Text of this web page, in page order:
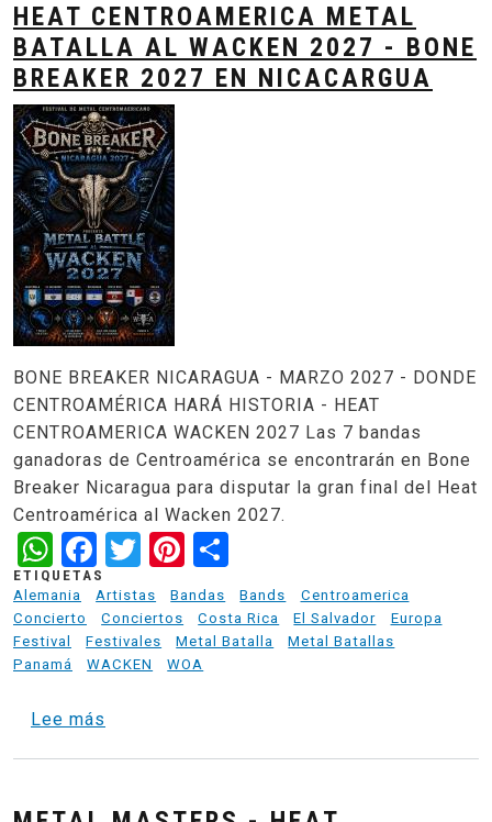
HEAT CENTROAMERICA METAL
BATALLA AL WACKEN 2027 - BONE
BREAKER 2027 EN NICACARGUA
BONE BREAKER NICARAGUA - MARZO 2027 - DONDE
CENTROAMÉRICA HARÁ HISTORIA - HEAT
CENTROAMERICA WACKEN 2027 Las 7 bandas
ganadoras de Centroamérica se encontrarán en Bone
Breaker Nicaragua para disputar la gran final del Heat
Centroamérica al Wacken 2027.
WhatsApp
Facebook
TwitterPinterest
ETIQUETAS
Alemania
Artistas Bandas Bands
Centroamerica
Concierto
Conciertos Costa Rica El Salvador
Europa
Festival
Festivales Metal Batalla
Metal Batallas
Panamá
WACKEN WOA
Lee más